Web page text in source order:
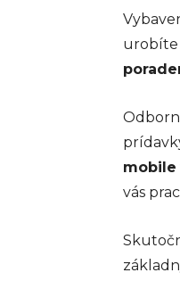
urobíte
mobile
vás